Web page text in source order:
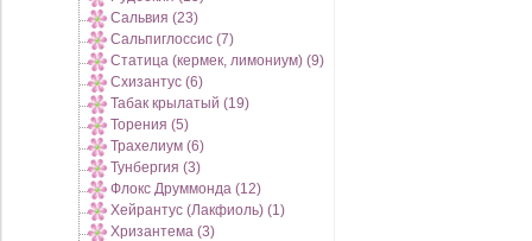
Сальвия (23)
Сальпиглоссис (7)
Статица (кермек, лимониум) (9)
Схизантус (6)
Табак крылатый (19)
Торения (5)
Трахелиум (6)
Тунбергия (3)
Флокс Друммонда (12)
Хейрантус (Лакфиоль) (1)
Хризантема (3)